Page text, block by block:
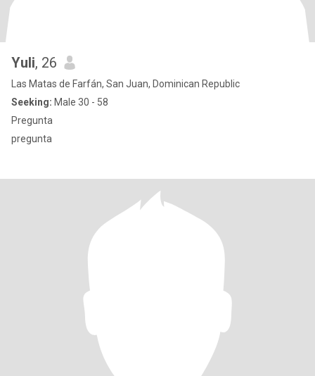
Yuli, 26
Las Matas de Farfán, San Juan, Dominican Republic
Seeking: Male 30 - 58
Pregunta
pregunta